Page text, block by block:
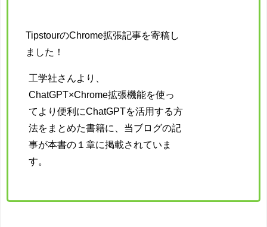
TipstourのChrome拡張記事を寄稿し
ました！
工学社さんより、
ChatGPT×Chrome拡張機能を使っ
てより便利にChatGPTを活用する方
法をまとめた書籍に、当ブログの記
事が本書の１章に掲載されていま
す。